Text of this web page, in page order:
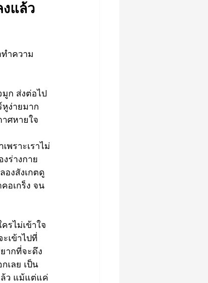
แล้ว
ทำความ
มูก ส่งต่อไป
หูง่ายมาก
าศหายใจ
พราะเราไม่
ร่างกาย
องสังเกตดู
อเกร็ง จน
รไม่เข้าใจ
เข้าไปที่
ากที่จะดึง
เลย เป็น
ล้ว แม้แต่แค่